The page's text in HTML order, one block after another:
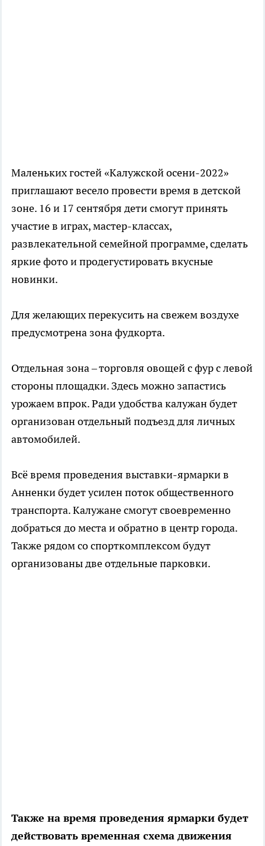
Маленьких гостей «Калужской осени-2022»
приглашают весело провести время в детской
зоне. 16 и 17 сентября дети смогут принять
участие в играх, мастер-классах,
развлекательной семейной программе, сделать
яркие фото и продегустировать вкусные
новинки.
Для желающих перекусить на свежем воздухе
предусмотрена зона фудкорта.
Отдельная зона – торговля овощей с фур с левой
стороны площадки. Здесь можно запастись
урожаем впрок. Ради удобства калужан будет
организован отдельный подъезд для личных
автомобилей.
Всё время проведения выставки-ярмарки в
Анненки будет усилен поток общественного
транспорта. Калужане смогут своевременно
добраться до места и обратно в центр города.
Также рядом со спорткомплексом будут
организованы две отдельные парковки.
Также на время проведения ярмарки будет
действовать временная схема движения